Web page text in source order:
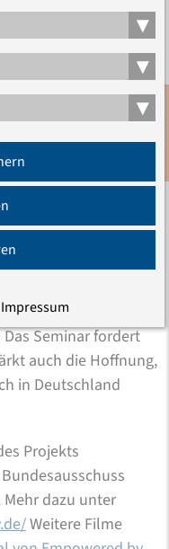
„Dafür haben
und methodische
Bildung, der
und vieles
eigenen
im Projekt haben
Rollenspielen
Kategorien von
Polizeikontrolle
Diskriminierung
Seminar fordert
auch die Hoffnung,
in Deutschland
Projekts
dazu unter
Weitere Filme
Anmeldung
▾
▾
▾
Impressum